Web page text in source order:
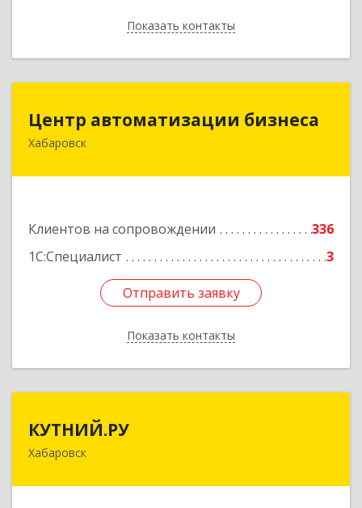
Показать контакты
Назад
Центр автоматизации бизнеса
Хабаровск
Клиентов на сопровождении
336
1С:Специалист
3
Отправить заявку
Показать контакты
Центр автоматизации бизнеса
680030, Хабаровский край, Хабаровск г, Ленина
Отправить заявку
Назад
КУТНИЙ.РУ
Хабаровск680007, Хабаровский край, Хабаровск г,